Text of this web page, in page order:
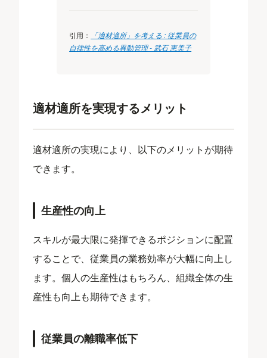
引用：
「適材適所」を考える : 従業員の
自律性を高める異動管理 - 武石 恵美子
適材適所を実現するメリット
適材適所の実現により、以下のメリットが期待
できます。
生産性の向上
スキルが最大限に発揮できるポジションに配置
することで、従業員の業務効率が大幅に向上し
ます。個人の生産性はもちろん、組織全体の生
産性も向上も期待できます。
従業員の離職率低下